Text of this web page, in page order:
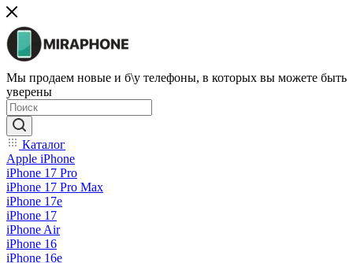
Мы продаем новые и б\у телефоны, в которых вы можете быть
уверены
Каталог
Apple iPhone
iPhone 17 Pro
iPhone 17 Pro Max
iPhone 17e
iPhone 17
iPhone Air
iPhone 16
iPhone 16e